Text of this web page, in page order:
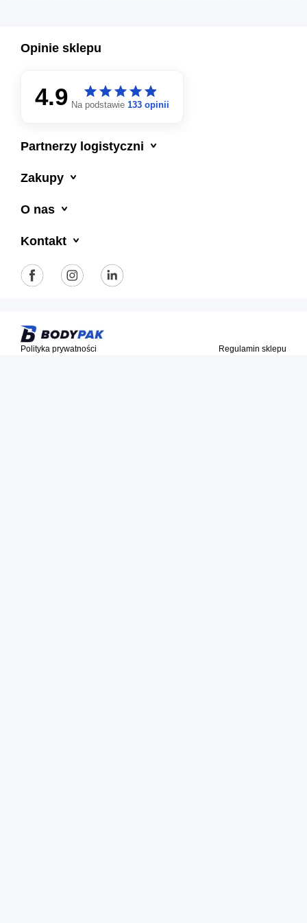
Opinie sklepu
4.9 starstarstarstarstar
starstarstarstarstar
Na podstawie 133 opinii
Partnerzy logistyczni
Zakupy
O nas
Kontakt
Polityka prywatności Regulamin sklepu